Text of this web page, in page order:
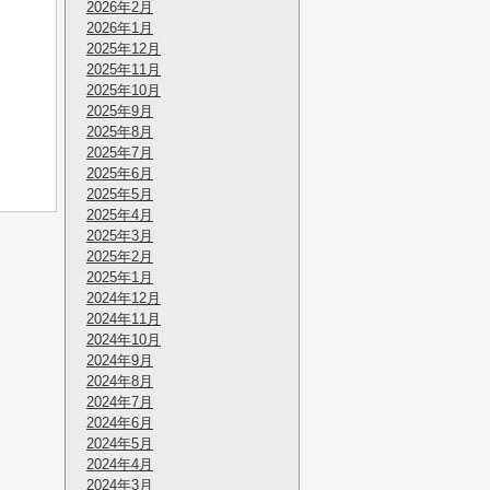
2026年2月
2026年1月
2025年12月
2025年11月
2025年10月
2025年9月
2025年8月
2025年7月
2025年6月
2025年5月
2025年4月
2025年3月
2025年2月
2025年1月
2024年12月
2024年11月
2024年10月
2024年9月
2024年8月
2024年7月
2024年6月
2024年5月
2024年4月
2024年3月